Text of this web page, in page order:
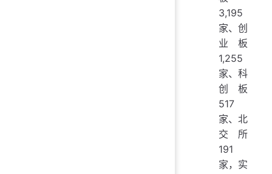
3,195
家、创
业板
1,255
家、科
创板
517
家、北
交所
191
家，实